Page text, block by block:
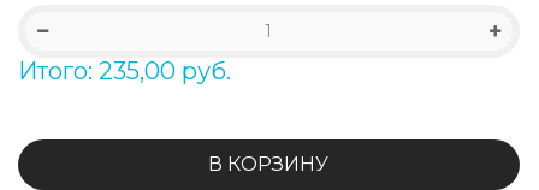
Итого: 235,00 руб.
В КОРЗИНУ